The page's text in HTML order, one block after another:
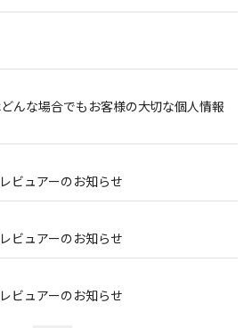
んな場合でもお客様の大切な個人情報
ビュアーのお知らせ
ビュアーのお知らせ
ビュアーのお知らせ